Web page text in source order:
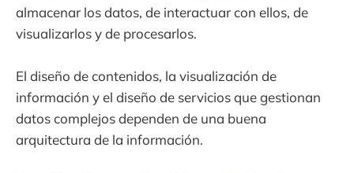
almacenar los datos, de interactuar con ellos, de
visualizarlos y de procesarlos.
El diseño de contenidos, la visualización de
información y el diseño de servicios que gestionan
datos complejos dependen de una buena
arquitectura de la información.